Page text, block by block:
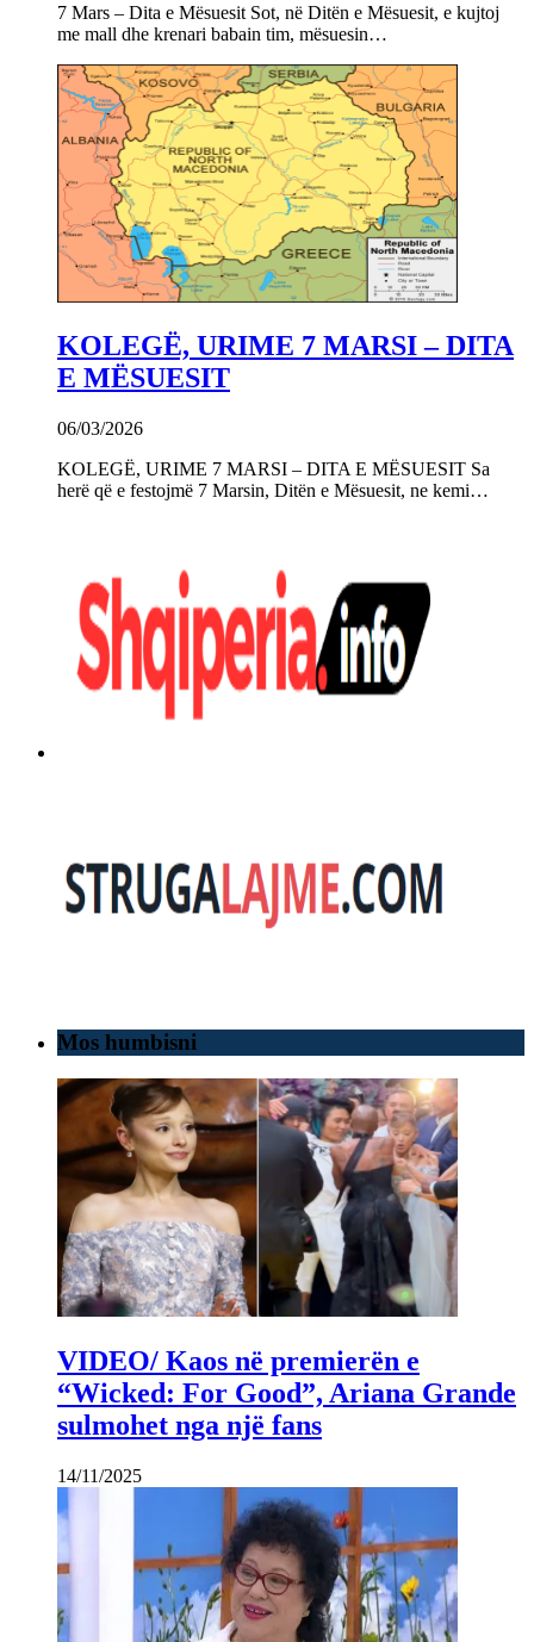
7 Mars – Dita e Mësuesit Sot, në Ditën e Mësuesit, e kujtoj
me mall dhe krenari babain tim, mësuesin…
KOLEGË, URIME 7 MARSI – DITA
E MËSUESIT
06/03/2026
KOLEGË, URIME 7 MARSI – DITA E MËSUESIT Sa
herë që e festojmë 7 Marsin, Ditën e Mësuesit, ne kemi…
Mos humbisni
VIDEO/ Kaos në premierën e
“Wicked: For Good”, Ariana Grande
sulmohet nga një fans
14/11/2025